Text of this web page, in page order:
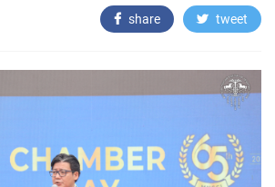
share tweet